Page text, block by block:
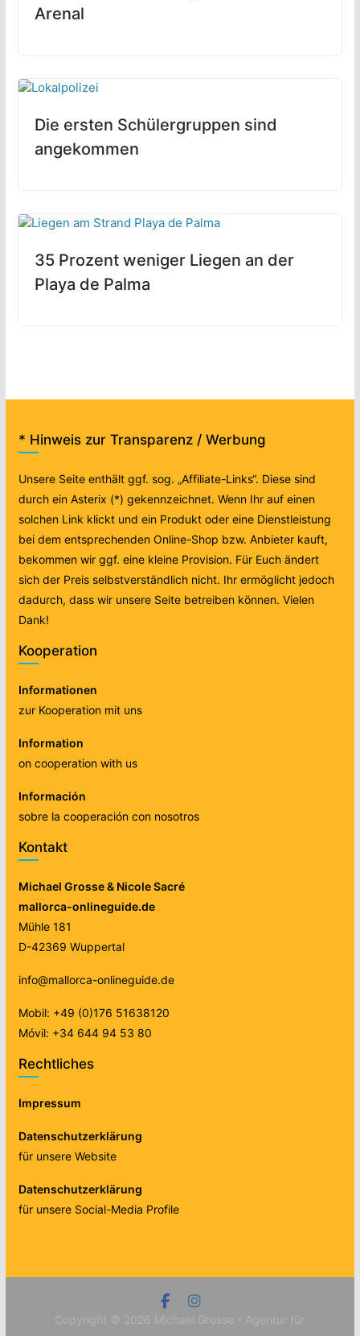
Arenal
Die ersten Schülergruppen sind
angekommen
35 Prozent weniger Liegen an der
Playa de Palma
* Hinweis zur Transparenz / Werbung
Unsere Seite enthält ggf. sog. „Affiliate-Links“. Diese sind
durch ein Asterix (*) gekennzeichnet. Wenn Ihr auf einen
solchen Link klickt und ein Produkt oder eine Dienstleistung
bei dem entsprechenden Online-Shop bzw. Anbieter kauft,
bekommen wir ggf. eine kleine Provision. Für Euch ändert
sich der Preis selbstverständlich nicht. Ihr ermöglicht jedoch
dadurch, dass wir unsere Seite betreiben können. Vielen
Dank!
Kooperation
Informationen
zur Kooperation mit uns
Information
on cooperation with us
Información
sobre la cooperación con nosotros
Kontakt
Michael Grosse & Nicole Sacré
mallorca-onlineguide.de
Mühle 181
D-42369 Wuppertal
info@mallorca-onlineguide.de
Mobil: +49 (0)176 51638120
Móvil: +34 644 94 53 80
Rechtliches
Impressum
Datenschutzerklärung
für unsere Website
Datenschutzerklärung
für unsere Social-Media Profile
Copyright © 2026 Michael Grosse - Agentur für